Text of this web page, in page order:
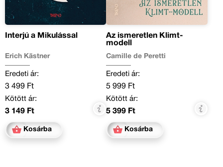
Interjú a Mikulással
Erich Kästner
Eredeti ár:
3 499 Ft
Kötött ár:
3 149 Ft
Kosárba
Az ismeretlen Klimt-
modell
Camille de Peretti
Eredeti ár:
5 999 Ft
Kötött ár:
5 399 Ft
Kosárba